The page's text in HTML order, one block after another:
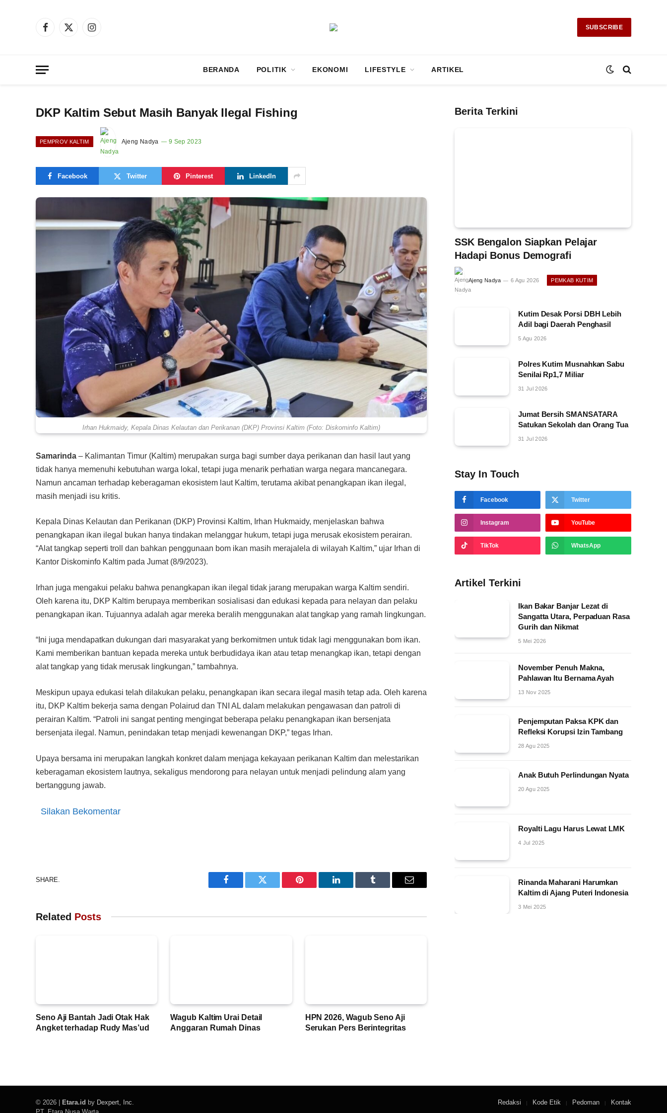
Facebook
X
Instagram
SUBSCRIBE
BERANDA POLITIK EKONOMI LIFESTYLE ARTIKEL
DKP Kaltim Sebut Masih Banyak Ilegal Fishing
PEMPROV KALTIM Ajeng Nadya 9 Sep 2023
Facebook Twitter Pinterest LinkedIn
Irhan Hukmaidy, Kepala Dinas Kelautan dan Perikanan (DKP) Provinsi Kaltim (Foto: Diskominfo Kaltim)
Samarinda – Kalimantan Timur (Kaltim) merupakan surga bagi sumber daya perikanan dan hasil laut yang
tidak hanya memenuhi kebutuhan warga lokal, tetapi juga menarik perhatian warga negara mancanegara.
Namun ancaman terhadap keberagaman ekosistem laut Kaltim, terutama akibat penangkapan ikan ilegal,
masih menjadi isu kritis.
Kepala Dinas Kelautan dan Perikanan (DKP) Provinsi Kaltim, Irhan Hukmaidy, menjelaskan bahwa
penangkapan ikan ilegal bukan hanya tindakan melanggar hukum, tetapi juga merusak ekosistem perairan.
“Alat tangkap seperti troll dan bahkan penggunaan bom ikan masih merajalela di wilayah Kaltim,” ujar Irhan di
Kantor Diskominfo Kaltim pada Jumat (8/9/2023).
Irhan juga mengakui pelaku bahwa penangkapan ikan ilegal tidak jarang merupakan warga Kaltim sendiri.
Oleh karena itu, DKP Kaltim berupaya memberikan sosialisasi dan edukasi kepada para nelayan dan pelaku
penangkapan ikan. Tujuannya adalah agar mereka beralih menggunakan alat tangkap yang ramah lingkungan.
“Ini juga mendapatkan dukungan dari masyarakat yang berkomitmen untuk tidak lagi menggunakan bom ikan.
Kami memberikan bantuan kepada mereka untuk berbudidaya ikan atau tetap menangkap ikan, tetapi dengan
alat tangkap yang tidak merusak lingkungan,” tambahnya.
Meskipun upaya edukasi telah dilakukan pelaku, penangkapan ikan secara ilegal masih tetap ada. Oleh karena
itu, DKP Kaltim bekerja sama dengan Polairud dan TNI AL dalam melakukan pengawasan dan patroli di
perairan Kaltim. “Patroli ini sangat penting mengingat beberapa pelaku penangkapan ikan bersenjata
bersenjata ilegal. Namun, penindakan tetap menjadi kewenangan DKP,” tegas Irhan.
Upaya bersama ini merupakan langkah konkret dalam menjaga kekayaan perikanan Kaltim dan melestarikan
keberagaman ekosistem lautnya, sekaligus mendorong para nelayan untuk menjadi pelindung alam yang
bertanggung jawab.
Silakan Bekomentar
SHARE.
Facebook Twitter Pinterest LinkedIn Tumblr Email
Related Posts
Seno Aji Bantah Jadi Otak Hak
Angket terhadap Rudy Mas’ud
Wagub Kaltim Urai Detail
Anggaran Rumah Dinas
HPN 2026, Wagub Seno Aji
Serukan Pers Berintegritas
Berita Terkini
SSK Bengalon Siapkan Pelajar
Hadapi Bonus Demografi
Ajeng Nadya 6 Agu 2026 PEMKAB KUTIM
Kutim Desak Porsi DBH Lebih
Adil bagi Daerah Penghasil
5 Agu 2026
Polres Kutim Musnahkan Sabu
Senilai Rp1,7 Miliar
31 Jul 2026
Jumat Bersih SMANSATARA
Satukan Sekolah dan Orang Tua
31 Jul 2026
Stay In Touch
Facebook Twitter
Instagram YouTube
TikTok WhatsApp
Artikel Terkini
Ikan Bakar Banjar Lezat di
Sangatta Utara, Perpaduan Rasa
Gurih dan Nikmat
5 Mei 2026
November Penuh Makna,
Pahlawan Itu Bernama Ayah
13 Nov 2025
Penjemputan Paksa KPK dan
Refleksi Korupsi Izin Tambang
28 Agu 2025
Anak Butuh Perlindungan Nyata
20 Agu 2025
Royalti Lagu Harus Lewat LMK
4 Jul 2025
Rinanda Maharani Harumkan
Kaltim di Ajang Puteri Indonesia
3 Mei 2025
© 2026 | Etara.id by Dexpert, Inc Redaksi Kode Etik Pedoman Kontak